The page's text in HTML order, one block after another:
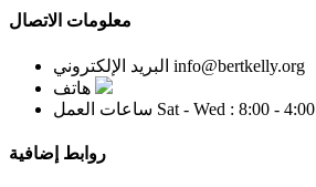
معلومات الاتصال
البريد الإلكتروني info@bertkelly.org
هاتف
ساعات العمل Sat - Wed : 8:00 - 4:00
روابط إضافية